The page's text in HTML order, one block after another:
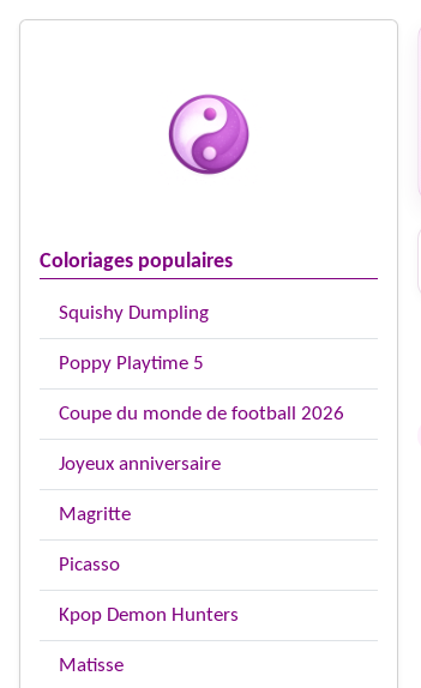
Coloriages populaires
Squishy Dumpling
Poppy Playtime 5
Coupe du monde de football 2026
Joyeux anniversaire
Magritte
Picasso
Kpop Demon Hunters
Matisse